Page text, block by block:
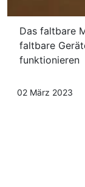
Das faltbare
faltbare
funktionieren
02 März 2023